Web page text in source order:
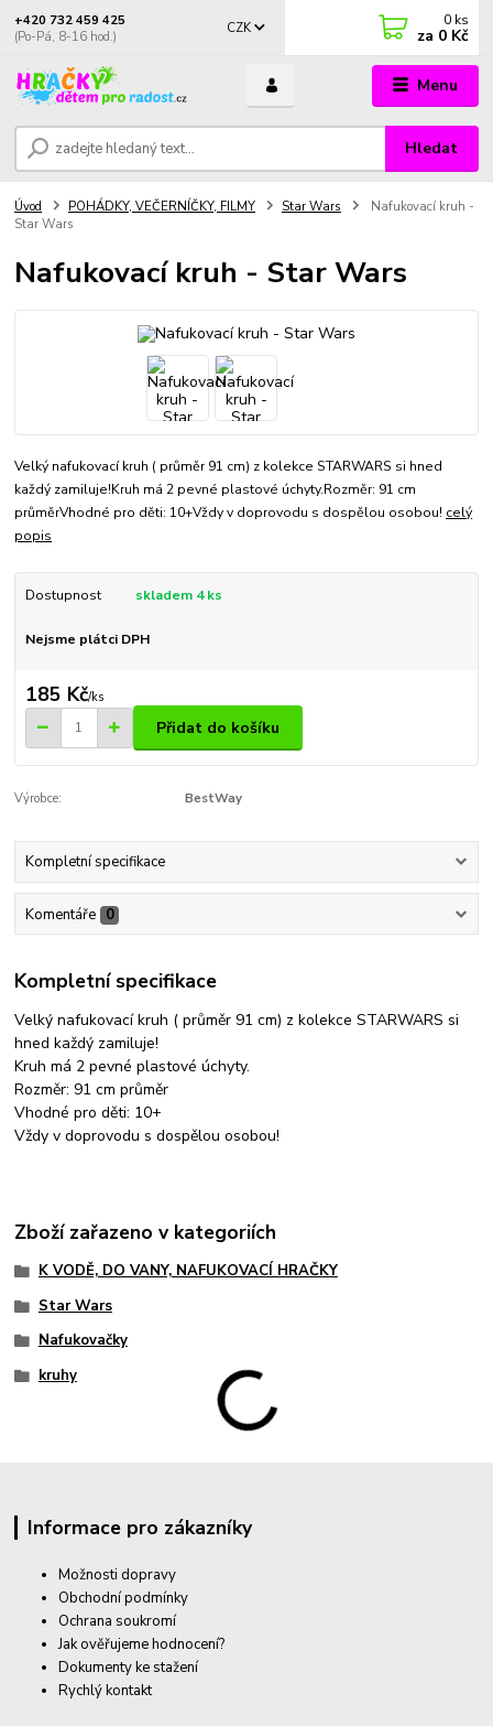
Menu
CZK
Hledat
+420 732 459 425
(Po-Pá, 8-16 hod.)
0 ks
za 0 Kč
Úvod POHÁDKY, VEČERNÍČKY, FILMY Star Wars
Nafukovací kruh -
Star Wars
Nafukovací kruh - Star Wars
Velký nafukovací kruh ( průměr 91 cm) z kolekce STARWARS si hned
každý zamiluje!Kruh má 2 pevné plastové úchyty.Rozměr: 91 cm
průměrVhodné pro děti: 10+Vždy v doprovodu s dospělou osobou! celý
popis
Dostupnost skladem 4 ks
Nejsme plátci DPH
185 Kč/ks
Přidat do košíku
Výrobce: BestWay
Kompletní specifikace
Komentáře 0
Kompletní specifikace
Velký nafukovací kruh ( průměr 91 cm) z kolekce STARWARS si
hned každý zamiluje!
Kruh má 2 pevné plastové úchyty.
Rozměr: 91 cm průměr
Vhodné pro děti: 10+
Vždy v doprovodu s dospělou osobou!
Zboží zařazeno v kategoriích
K VODĚ, DO VANY, NAFUKOVACÍ HRAČKY
Star Wars
Nafukovačky
kruhy
Informace pro zákazníky
Možnosti dopravy
Obchodní podmínky
Ochrana soukromí
Jak ověřujeme hodnocení?
Dokumenty ke stažení
Rychlý kontakt